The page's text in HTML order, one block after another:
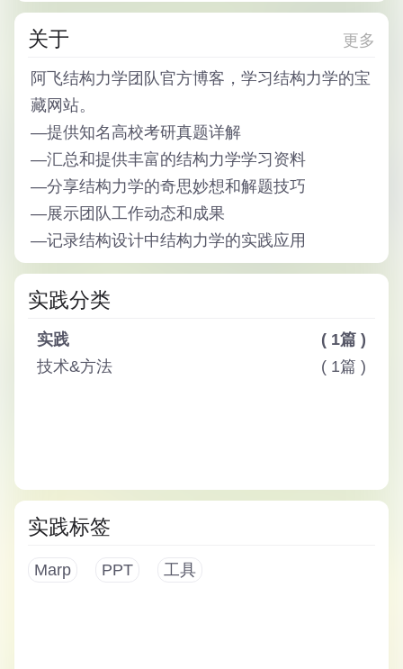
关于 更多
阿飞结构力学团队官方博客，学习结构力学的宝
藏网站。
—提供知名高校考研真题详解
—汇总和提供丰富的结构力学学习资料
—分享结构力学的奇思妙想和解题技巧
—展示团队工作动态和成果
—记录结构设计中结构力学的实践应用
实践分类
实践
( 1篇 )
技术&方法
( 1篇 )
实践标签
Marp PPT 工具